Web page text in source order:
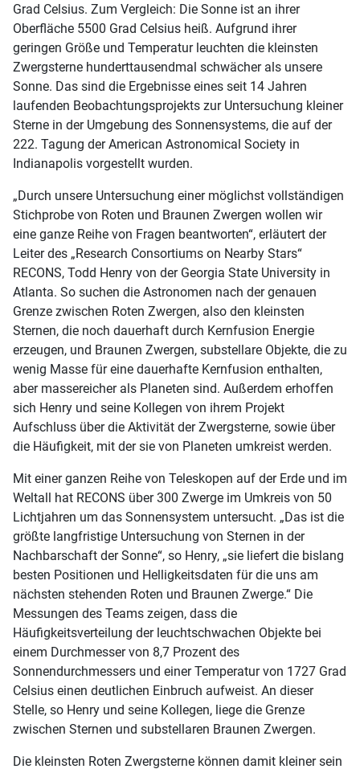
Grad Celsius. Zum Vergleich: Die Sonne ist an ihrer
Oberfläche 5500 Grad Celsius heiß. Aufgrund ihrer
geringen Größe und Temperatur leuchten die kleinsten
Zwergsterne hunderttausendmal schwächer als unsere
Sonne. Das sind die Ergebnisse eines seit 14 Jahren
laufenden Beobachtungsprojekts zur Untersuchung kleiner
Sterne in der Umgebung des Sonnensystems, die auf der
222. Tagung der American Astronomical Society in
Indianapolis vorgestellt wurden.
„Durch unsere Untersuchung einer möglichst vollständigen
Stichprobe von Roten und Braunen Zwergen wollen wir
eine ganze Reihe von Fragen beantworten“, erläutert der
Leiter des „Research Consortiums on Nearby Stars“
RECONS, Todd Henry von der Georgia State University in
Atlanta. So suchen die Astronomen nach der genauen
Grenze zwischen Roten Zwergen, also den kleinsten
Sternen, die noch dauerhaft durch Kernfusion Energie
erzeugen, und Braunen Zwergen, substellare Objekte, die zu
wenig Masse für eine dauerhafte Kernfusion enthalten,
aber massereicher als Planeten sind. Außerdem erhoffen
sich Henry und seine Kollegen von ihrem Projekt
Aufschluss über die Aktivität der Zwergsterne, sowie über
die Häufigkeit, mit der sie von Planeten umkreist werden.
Mit einer ganzen Reihe von Teleskopen auf der Erde und im
Weltall hat RECONS über 300 Zwerge im Umkreis von 50
Lichtjahren um das Sonnensystem untersucht. „Das ist die
größte langfristige Untersuchung von Sternen in der
Nachbarschaft der Sonne“, so Henry, „sie liefert die bislang
besten Positionen und Helligkeitsdaten für die uns am
nächsten stehenden Roten und Braunen Zwerge.“ Die
Messungen des Teams zeigen, dass die
Häufigkeitsverteilung der leuchtschwachen Objekte bei
einem Durchmesser von 8,7 Prozent des
Sonnendurchmessers und einer Temperatur von 1727 Grad
Celsius einen deutlichen Einbruch aufweist. An dieser
Stelle, so Henry und seine Kollegen, liege die Grenze
zwischen Sternen und substellaren Braunen Zwergen.
Die kleinsten Roten Zwergsterne können damit kleiner sein